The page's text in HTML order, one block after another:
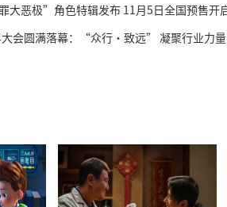
大恶极”角色特辑发布 11月5日全国预售开
会圆满落幕：“众行・致远” 凝聚行业力